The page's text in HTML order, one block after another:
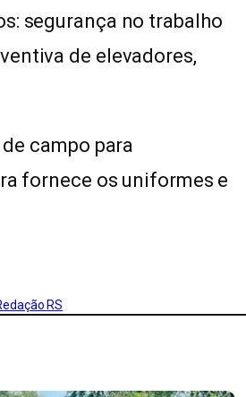
segurança no trabalho
de elevadores,
campo para
fornece os uniformes e
RS